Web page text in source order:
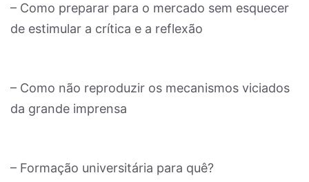
– Como preparar para o mercado sem esquecer
de estimular a crítica e a reflexão
– Como não reproduzir os mecanismos viciados
da grande imprensa
– Formação universitária para quê?